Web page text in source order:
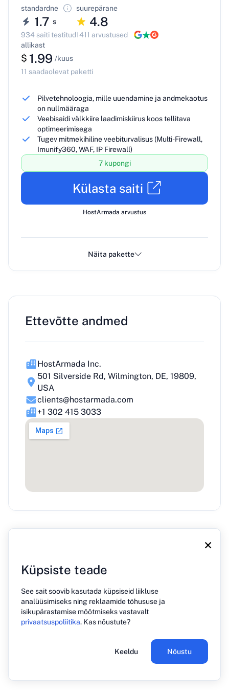
×
Küpsiste teade
See sait soovib kasutada küpsiseid liikluse
analüüsimiseks ning reklaamide tõhususe ja
isikupärastamise mõõtmiseks vastavalt
privaatsuspoliitika. Kas nõustute?
Keeldu Nõustu
standardne
1.7 s
934 saiti testitud
suurepärane
4.8
1411 arvustused
allikast
$ 1.99 /kuus
11 saadaolevat paketti
Pilvetehnoloogia, mille uuendamine ja andmekaotus
on nullmääraga
Veebisaidi välkkiire laadimiskiirus koos tellitava
optimeerimisega
Tugev mitmekihiline veebiturvalisus (Multi-Firewall,
Imunify360, WAF, IP Firewall)
7 kupongi
Külasta saiti
HostArmada arvustus
Näita pakette
Ettevõtte andmed
HostArmada Inc.
501 Silverside Rd, Wilmington, DE, 19809,
USA
clients@hostarmada.com
+1 302 415 3033
Meie kohtaBlogiPressKontaktPrivaatsuspoliitika
© 2026 PREHOST. Kõik õigused kaitstud